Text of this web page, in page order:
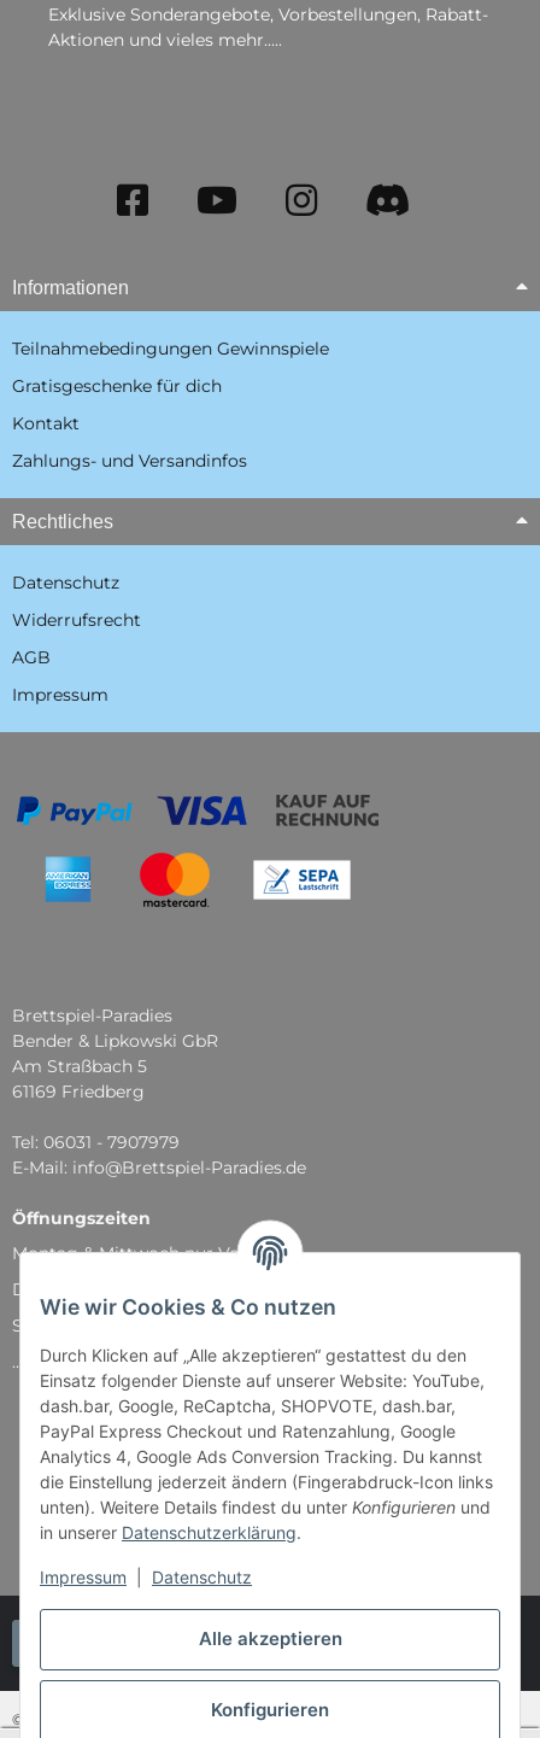
Alle akzeptieren
Konfigurieren
Wie wir Cookies & Co nutzen
Durch Klicken auf „Alle akzeptieren“ gestattest du den
Einsatz folgender Dienste auf unserer Website: YouTube,
dash.bar, Google, ReCaptcha, SHOPVOTE, dash.bar,
PayPal Express Checkout und Ratenzahlung, Google
Analytics 4, Google Ads Conversion Tracking. Du kannst
die Einstellung jederzeit ändern (Fingerabdruck-Icon links
unten). Weitere Details findest du unter Konfigurieren und
in unserer Datenschutzerklärung.
Impressum Datenschutz
Exklusive Sonderangebote, Vorbestellungen, Rabatt-
Aktionen und vieles mehr.....
Informationen
Teilnahmebedingungen Gewinnspiele
Gratisgeschenke für dich
Kontakt
Zahlungs- und Versandinfos
Rechtliches
Datenschutz
Widerrufsrecht
AGB
Impressum
Brettspiel-Paradies
Bender & Lipkowski GbR
Am Straßbach 5
61169 Friedberg
Tel: 06031 - 7907979
E-Mail: info@Brettspiel-Paradies.de
Öffnungszeiten
Montag & Mittwoch nur Versand
Dienstag, Donnerstag und Freitag: 11:00 - 18:30 Uhr
Samstag: 11:00 - 14:00 Uhr
...und natürlich während unserer Events
© Bender & Lipkowski GbR - Brettspiel-Paradies